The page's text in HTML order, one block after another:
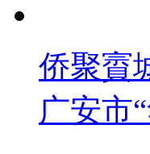
侨聚賨
广安市